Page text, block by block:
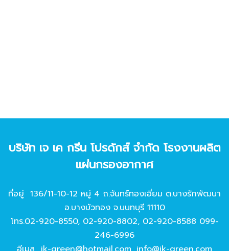
บริษัท เจ เค กรีน โปรดักส์ จํากัด โรงงานผลิต
แผ่นกรองอากาศ
ที่อยู่ 136/11-10-12 หมู่ 4 ถ.จันทร์ทองเอี่ยม ต.บางรักพัฒนา
อ.บางบัวทอง จ.นนทบุรี 11110
โทร.02-920-8550, 02-920-8802, 02-920-8588 099-
246-6996